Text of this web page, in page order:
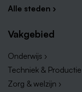
Alle steden ›
Vakgebied
Onderwijs ›
Techniek & Productie
Zorg & welzijn ›